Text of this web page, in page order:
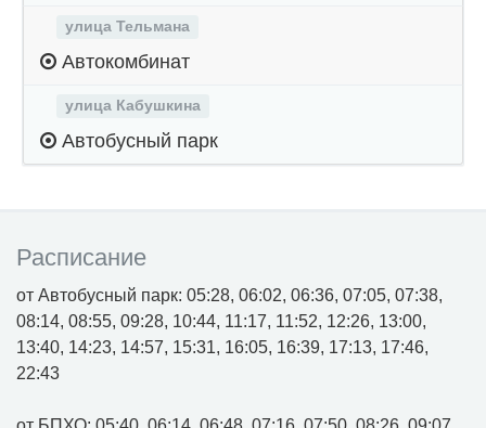
улица Тельмана
Автокомбинат
улица Кабушкина
Автобусный парк
Расписание
от Автобусный парк: 05:28, 06:02, 06:36, 07:05, 07:38,
08:14, 08:55, 09:28, 10:44, 11:17, 11:52, 12:26, 13:00,
13:40, 14:23, 14:57, 15:31, 16:05, 16:39, 17:13, 17:46,
22:43